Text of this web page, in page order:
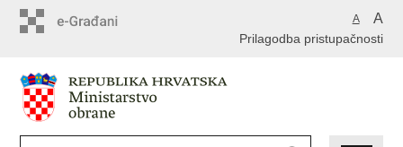
A A
Prilagodba pristupačnosti